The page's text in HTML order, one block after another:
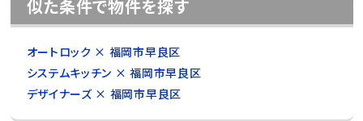
似た条件で物件を探す
オートロック × 福岡市早良区
システムキッチン × 福岡市早良区
デザイナーズ × 福岡市早良区